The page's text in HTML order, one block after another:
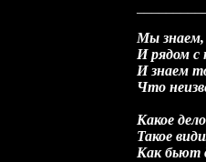
Мы знаем,
И рядом с
И знаем
Что
Какое
Такое
Как бьют